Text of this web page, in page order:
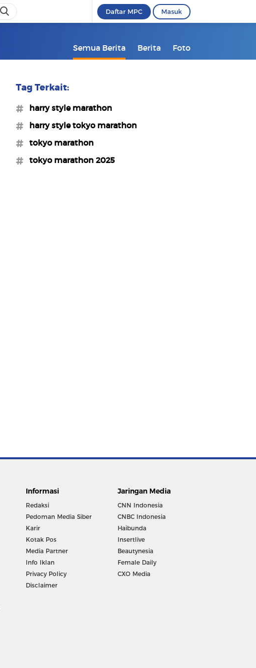
Daftar MPC Masuk
Semua Berita Berita Foto
Tag Terkait:
#harry style marathon
#harry style tokyo marathon
#tokyo marathon
#tokyo marathon 2025
Informasi
Redaksi
Pedoman Media Siber
Karir
Kotak Pos
Media Partner
Info Iklan
Privacy Policy
Disclaimer
Jaringan Media
CNN Indonesia
CNBC Indonesia
Haibunda
Insertlive
Beautynesia
Female Daily
CXO Media